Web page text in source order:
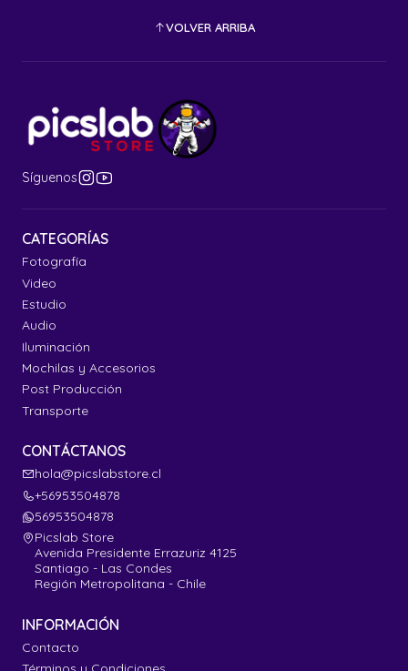
VOLVER ARRIBA
Síguenos
CATEGORÍAS
Fotografía
Video
Estudio
Audio
Iluminación
Mochilas y Accesorios
Post Producción
Transporte
CONTÁCTANOS
hola@picslabstore.cl
+56953504878
56953504878
Picslab Store
Avenida Presidente Errazuriz 4125
Santiago - Las Condes
Región Metropolitana - Chile
INFORMACIÓN
Contacto